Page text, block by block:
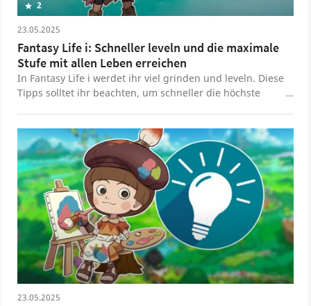
2
23.05.2025
Fantasy Life i: Schneller leveln und die maximale
Stufe mit allen Leben erreichen
In Fantasy Life i werdet ihr viel grinden und leveln. Diese
Tipps solltet ihr beachten, um schneller die höchste
23.05.2025